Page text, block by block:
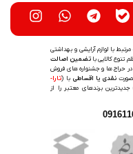
با لوازم آرایشی و بهداشتی
تنوع کالایی باتضمین اصالت
در حراج ها و جشنواره های فروش
نقدی یا اقساطی با (تارا-
جدیدترین‌ برندهای معتبر را از